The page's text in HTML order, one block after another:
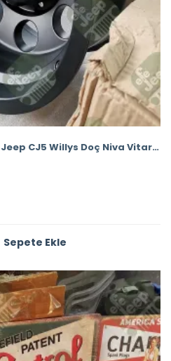
15×10 5X139.7 -44ET Jant – Jeep CJ5 Willys Doç Niva Vitara Jant Seti
Sepete Ekle